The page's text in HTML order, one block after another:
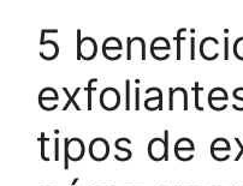
5
tipos de